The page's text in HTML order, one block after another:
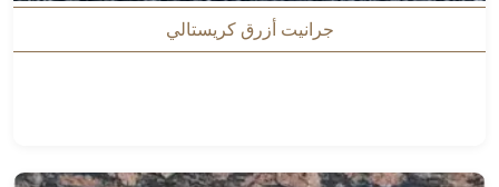
جرانيت أزرق كريستالي